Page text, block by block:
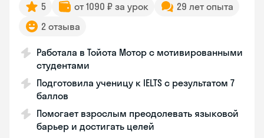
5 от 1090 ₽ за урок
29 лет опыта
2 отзыва
Работала в Тойота Мотор с мотивированными
студентами
Подготовила ученицу к IELTS с результатом 7
баллов
Помогает взрослым преодолевать языковой
барьер и достигать целей